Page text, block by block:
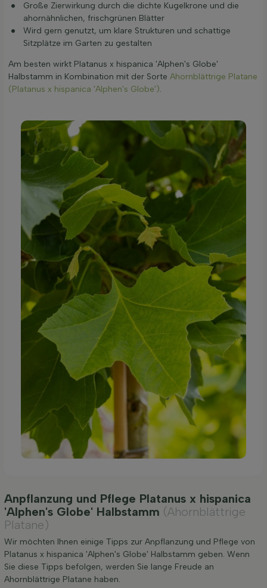
Große Zierwirkung durch die dichte Kugelkrone und die
ahornähnlichen, frischgrünen Blätter
Wird gern genutzt, um klare Strukturen und schattige
Sitzplätze im Garten zu gestalten
Am besten wirkt Platanus x hispanica 'Alphen's Globe'
Halbstamm in Kombination mit der Sorte Ahornblättrige Platane
(Platanus x hispanica 'Alphen's Globe').
Anpflanzung und Pflege Platanus x hispanica
'Alphen's Globe' Halbstamm (Ahornblättrige
Platane)
Wir möchten Ihnen einige Tipps zur Anpflanzung und Pflege von
Platanus x hispanica 'Alphen's Globe' Halbstamm geben. Wenn
Sie diese Tipps befolgen, werden Sie lange Freude an
Ahornblättrige Platane haben.